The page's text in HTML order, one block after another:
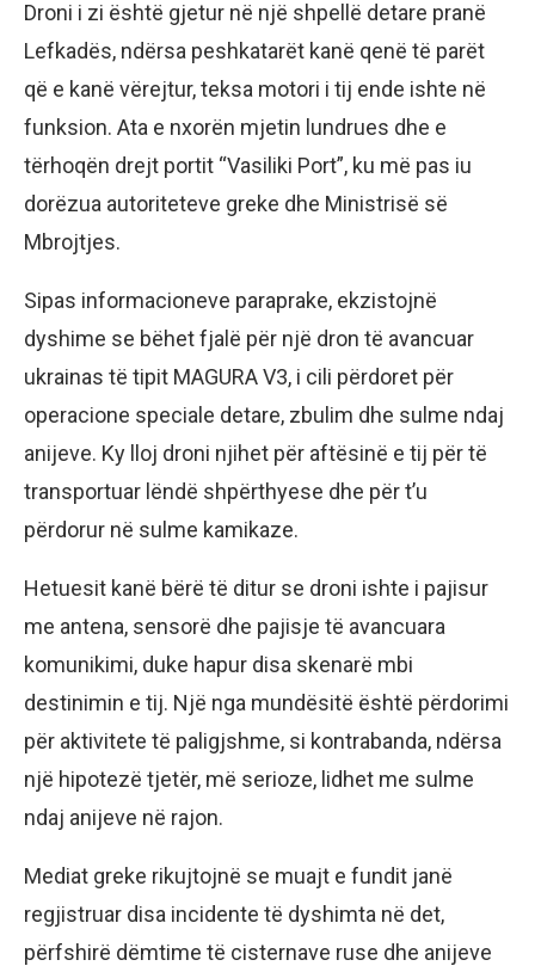
Droni i zi është gjetur në një shpellë detare pranë
Lefkadës, ndërsa peshkatarët kanë qenë të parët
që e kanë vërejtur, teksa motori i tij ende ishte në
funksion. Ata e nxorën mjetin lundrues dhe e
tërhoqën drejt portit “Vasiliki Port”, ku më pas iu
dorëzua autoriteteve greke dhe Ministrisë së
Mbrojtjes.
Sipas informacioneve paraprake, ekzistojnë
dyshime se bëhet fjalë për një dron të avancuar
ukrainas të tipit MAGURA V3, i cili përdoret për
operacione speciale detare, zbulim dhe sulme ndaj
anijeve. Ky lloj droni njihet për aftësinë e tij për të
transportuar lëndë shpërthyese dhe për t’u
përdorur në sulme kamikaze.
Hetuesit kanë bërë të ditur se droni ishte i pajisur
me antena, sensorë dhe pajisje të avancuara
komunikimi, duke hapur disa skenarë mbi
destinimin e tij. Një nga mundësitë është përdorimi
për aktivitete të paligjshme, si kontrabanda, ndërsa
një hipotezë tjetër, më serioze, lidhet me sulme
ndaj anijeve në rajon.
Mediat greke rikujtojnë se muajt e fundit janë
regjistruar disa incidente të dyshimta në det,
përfshirë dëmtime të cisternave ruse dhe anijeve